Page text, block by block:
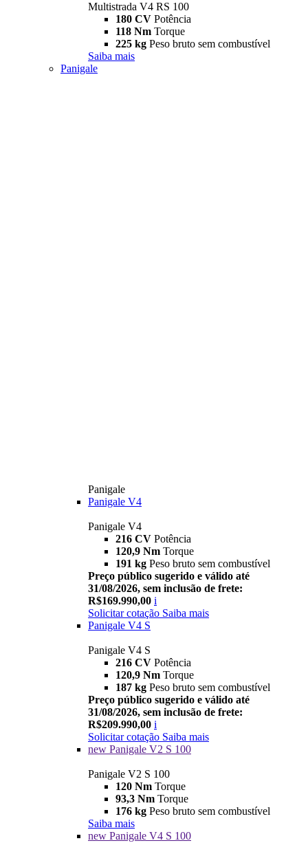
Multistrada V4 RS 100
180 CV Potência
118 Nm Torque
225 kg Peso bruto sem combustível
Saiba mais
Panigale
Panigale
Panigale V4
Panigale V4
216 CV Potência
120,9 Nm Torque
191 kg Peso bruto sem combustível
Preço público sugerido e válido até
31/08/2026, sem inclusão de frete:
R$169.990,00 i
Solicitar cotação Saiba mais
Panigale V4 S
Panigale V4 S
216 CV Potência
120,9 Nm Torque
187 kg Peso bruto sem combustível
Preço público sugerido e válido até
31/08/2026, sem inclusão de frete:
R$209.990,00 i
Solicitar cotação Saiba mais
new Panigale V2 S 100
Panigale V2 S 100
120 Nm Torque
93,3 Nm Torque
176 kg Peso bruto sem combustível
Saiba mais
new Panigale V4 S 100